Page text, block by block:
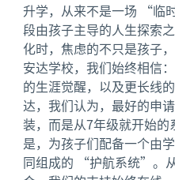
升学，从来不是一场 “临
段由孩子主导的人生探索
化时，焦虑的不只是孩子
安达学校，我们始终相信
的生涯觉醒，以及更长线
达，我们认为，最好的申
装，而是从7年级就开始
是，为孩子们配备一个由
同组成的 “护航系统”。